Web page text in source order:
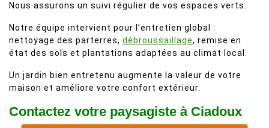
Nous assurons un suivi régulier de vos espaces verts.
Notre équipe intervient pour l’entretien global :
nettoyage des parterres, débroussaillage, remise en
état des sols et plantations adaptées au climat local.
Un jardin bien entretenu augmente la valeur de votre
maison et améliore votre confort extérieur.
Contactez votre paysagiste à Ciadoux